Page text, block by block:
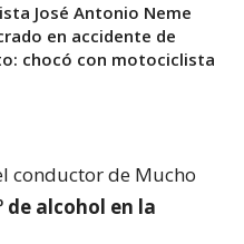
José Antonio Neme
en accidente de
chocó con motociclista
conductor de Mucho
de alcohol en la